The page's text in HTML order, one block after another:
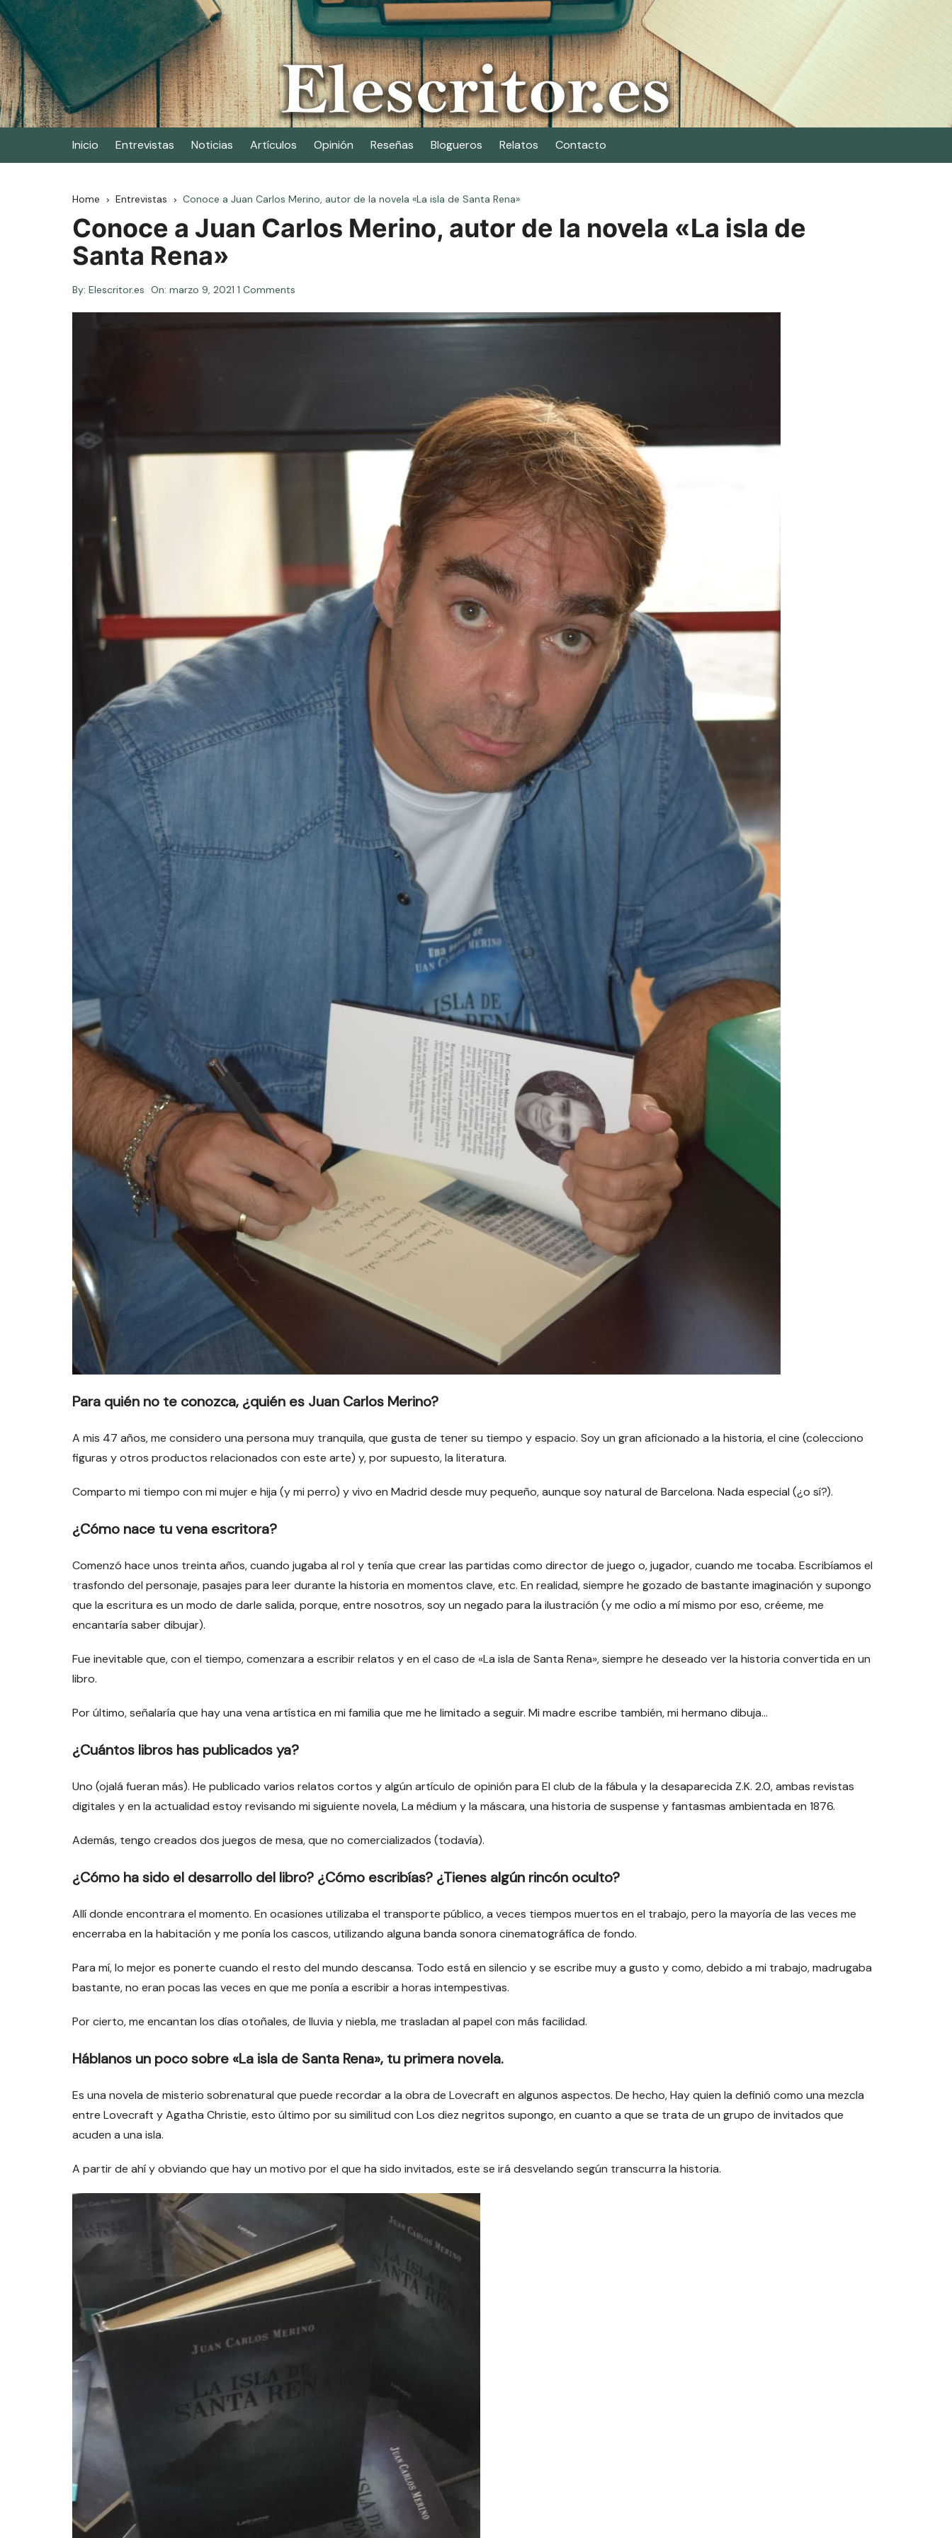
Skip
to
content
Elescritor.es
El periódico digital de los escritores
Inicio Entrevistas Noticias Artículos Opinión Reseñas Blogueros Relatos Contacto
Home Entrevistas Conoce a Juan Carlos Merino, autor de la novela «La isla de Santa Rena»
Conoce a Juan Carlos Merino, autor de la novela «La isla de
Santa Rena»
By: Elescritor.es On: marzo 9, 2021 1 Comments
Para quién no te conozca, ¿quién es Juan Carlos Merino?
A mis 47 años, me considero una persona muy tranquila, que gusta de tener su tiempo y espacio. Soy un gran aficionado a la historia, el cine (colecciono
figuras y otros productos relacionados con este arte) y, por supuesto, la literatura.
Comparto mi tiempo con mi mujer e hija (y mi perro) y vivo en Madrid desde muy pequeño, aunque soy natural de Barcelona. Nada especial (¿o sí?).
¿Cómo nace tu vena escritora?
Comenzó hace unos treinta años, cuando jugaba al rol y tenía que crear las partidas como director de juego o, jugador, cuando me tocaba. Escribíamos el
trasfondo del personaje, pasajes para leer durante la historia en momentos clave, etc. En realidad, siempre he gozado de bastante imaginación y supongo
que la escritura es un modo de darle salida, porque, entre nosotros, soy un negado para la ilustración (y me odio a mí mismo por eso, créeme, me
encantaría saber dibujar).
Fue inevitable que, con el tiempo, comenzara a escribir relatos y en el caso de «La isla de Santa Rena», siempre he deseado ver la historia convertida en un
libro.
Por último, señalaría que hay una vena artística en mi familia que me he limitado a seguir. Mi madre escribe también, mi hermano dibuja…
¿Cuántos libros has publicados ya?
Uno (ojalá fueran más). He publicado varios relatos cortos y algún artículo de opinión para El club de la fábula y la desaparecida Z.K. 2.0, ambas revistas
digitales y en la actualidad estoy revisando mi siguiente novela, La médium y la máscara, una historia de suspense y fantasmas ambientada en 1876.
Además, tengo creados dos juegos de mesa, que no comercializados (todavía).
¿Cómo ha sido el desarrollo del libro? ¿Cómo escribías? ¿Tienes algún rincón oculto?
Allí donde encontrara el momento. En ocasiones utilizaba el transporte público, a veces tiempos muertos en el trabajo, pero la mayoría de las veces me
encerraba en la habitación y me ponía los cascos, utilizando alguna banda sonora cinematográfica de fondo.
Para mí, lo mejor es ponerte cuando el resto del mundo descansa. Todo está en silencio y se escribe muy a gusto y como, debido a mi trabajo, madrugaba
bastante, no eran pocas las veces en que me ponía a escribir a horas intempestivas.
Por cierto, me encantan los días otoñales, de lluvia y niebla, me trasladan al papel con más facilidad.
Háblanos un poco sobre «La isla de Santa Rena», tu primera novela.
Es una novela de misterio sobrenatural que puede recordar a la obra de Lovecraft en algunos aspectos. De hecho, Hay quien la definió como una mezcla
entre Lovecraft y Agatha Christie, esto último por su similitud con Los diez negritos supongo, en cuanto a que se trata de un grupo de invitados que
acuden a una isla.
A partir de ahí y obviando que hay un motivo por el que ha sido invitados, este se irá desvelando según transcurra la historia.